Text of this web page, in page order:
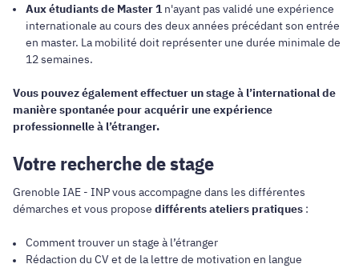
Aux étudiants de Master 1 n'ayant pas validé une expérience
internationale au cours des deux années précédant son entrée
en master. La mobilité doit représenter une durée minimale de
12 semaines.
Vous pouvez également effectuer un stage à l’international de
manière spontanée pour acquérir une expérience
professionnelle à l’étranger.
Votre recherche de stage
Grenoble IAE - INP vous accompagne dans les différentes
démarches et vous propose différents ateliers pratiques :
Comment trouver un stage à l’étranger
Rédaction du CV et de la lettre de motivation en langue